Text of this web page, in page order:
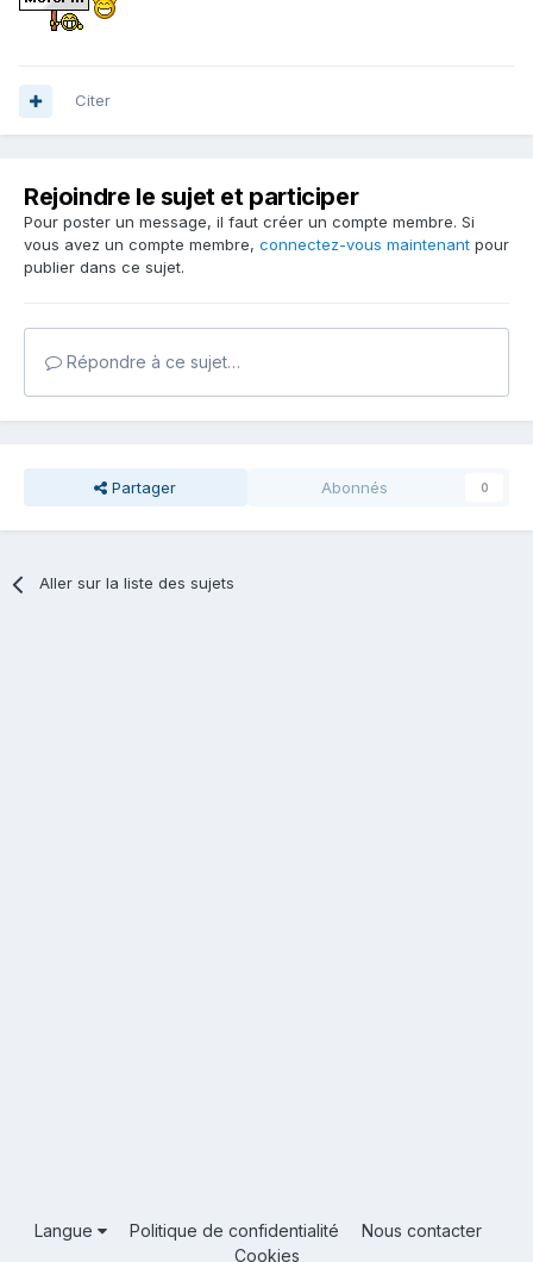
Citer
Rejoindre le sujet et participer
Pour poster un message, il faut créer un compte membre. Si
vous avez un compte membre, connectez-vous maintenant pour
publier dans ce sujet.
Répondre à ce sujet…
Partager Abonnés 0
Aller sur la liste des sujets
Langue Politique de confidentialité
Nous contacter
Cookies